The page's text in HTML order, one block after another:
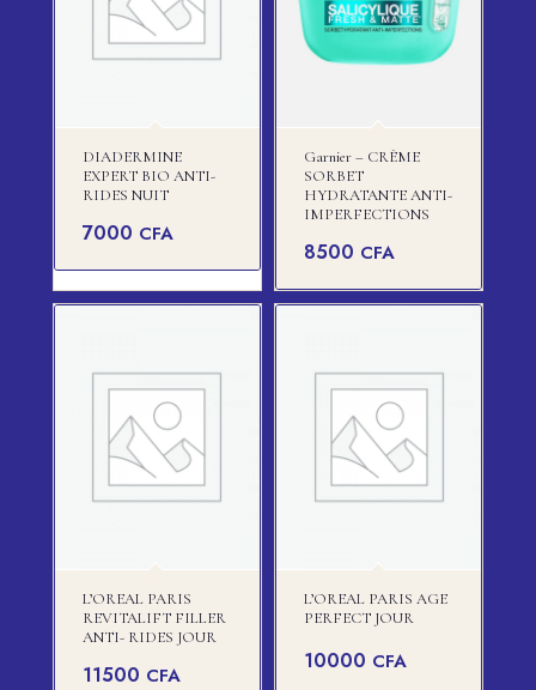
DIADERMINE
EXPERT BIO ANTI-
RIDES NUIT
7000 CFA
Garnier – CRÈME
SORBET
HYDRATANTE ANTI-
IMPERFECTIONS
8500 CFA
L’OREAL PARIS
REVITALIFT FILLER
ANTI- RIDES JOUR
11500 CFA
L’OREAL PARIS AGE
PERFECT JOUR
10000 CFA